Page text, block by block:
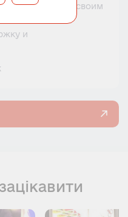
поражает своим
Я очень
и